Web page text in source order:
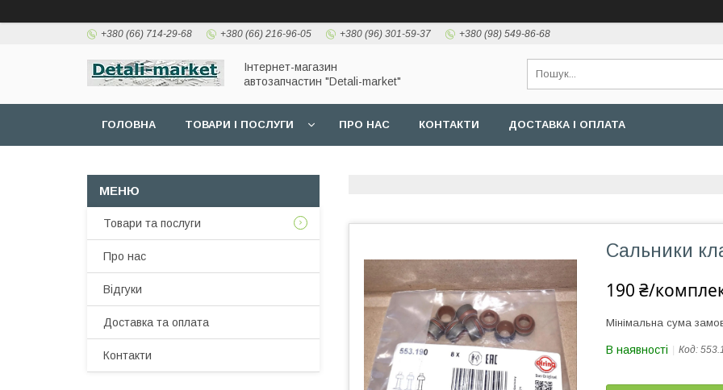
+380 (66) 714-29-68 +380 (66) 216-96-05 +380 (96) 301-59-37 +380 (98) 549-86-68
Інтернет-магазин
автозапчастин "Detali-market"
ГОЛОВНА ТОВАРИ І ПОСЛУГИ ПРО НАС КОНТАКТИ ДОСТАВКА І ОПЛАТА
Сальники
190 ₴/
Мінімальна сума
В наявності Код:
Товари та послуги
Про нас
Відгуки
Доставка та оплата
Контакти